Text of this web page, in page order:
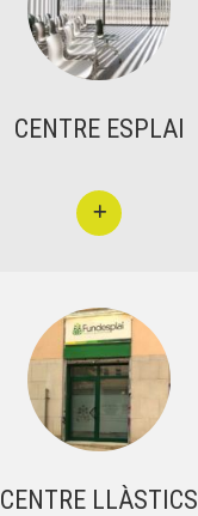
CENTRE ESPLAI
CENTRE LLÀSTICS